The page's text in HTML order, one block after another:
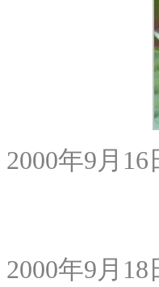
2000年9月16
2000年9月18